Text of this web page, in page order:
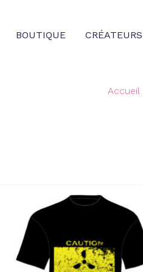
BOUTIQUE CRÉATEURS
Accueil